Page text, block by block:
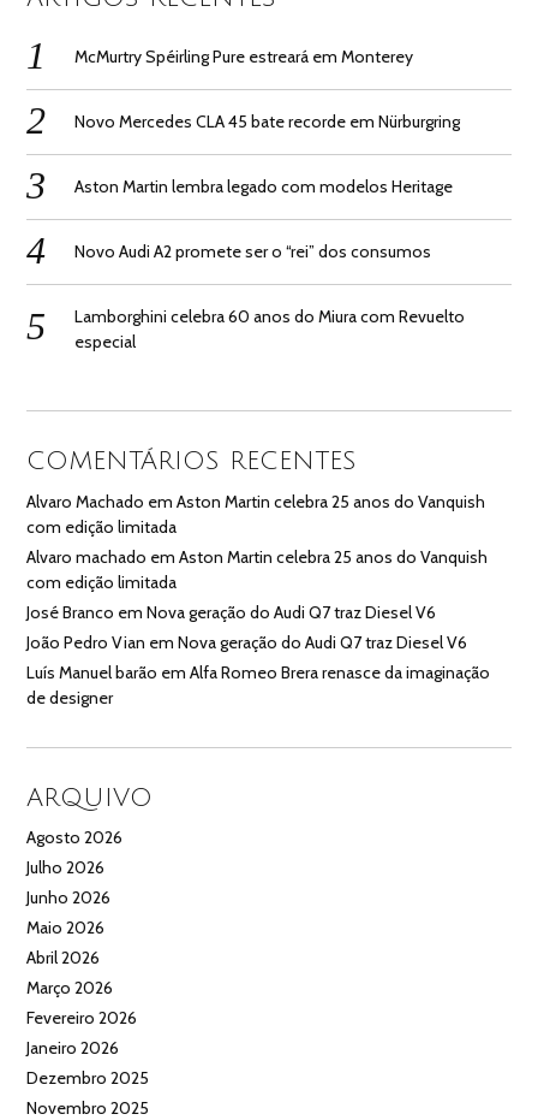
McMurtry Spéirling Pure estreará em Monterey
Novo Mercedes CLA 45 bate recorde em Nürburgring
Aston Martin lembra legado com modelos Heritage
Novo Audi A2 promete ser o “rei” dos consumos
Lamborghini celebra 60 anos do Miura com Revuelto
especial
COMENTÁRIOS RECENTES
Alvaro Machado emAston Martin celebra 25 anos do Vanquish
com edição limitada
Alvaro machado emAston Martin celebra 25 anos do Vanquish
com edição limitada
José Branco emNova geração do Audi Q7 traz Diesel V6
João Pedro Vian emNova geração do Audi Q7 traz Diesel V6
Luís Manuel barão emAlfa Romeo Brera renasce da imaginação
de designer
ARQUIVO
Agosto 2026
Julho 2026
Junho 2026
Maio 2026
Abril 2026
Março 2026
Fevereiro 2026
Janeiro 2026
Dezembro 2025
Novembro 2025